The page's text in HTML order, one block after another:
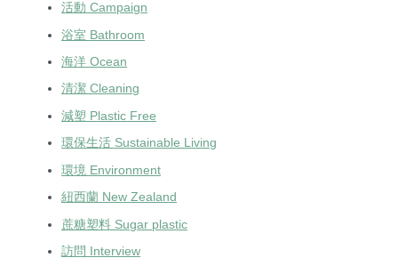
活動 Campaign
浴室 Bathroom
海洋 Ocean
清潔 Cleaning
減塑 Plastic Free
環保生活 Sustainable Living
環境 Environment
紐西蘭 New Zealand
蔗糖塑料 Sugar plastic
訪問 Interview